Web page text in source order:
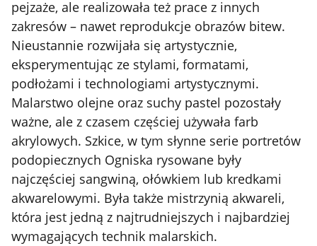
pejzaże, ale realizowała też prace z innych
zakresów – nawet reprodukcje obrazów bitew.
Nieustannie rozwijała się artystycznie,
eksperymentując ze stylami, formatami,
podłożami i technologiami artystycznymi.
Malarstwo olejne oraz suchy pastel pozostały
ważne, ale z czasem częściej używała farb
akrylowych. Szkice, w tym słynne serie portretów
podopiecznych Ogniska rysowane były
najczęściej sangwiną, ołówkiem lub kredkami
akwarelowymi. Była także mistrzynią akwareli,
która jest jedną z najtrudniejszych i najbardziej
wymagających technik malarskich.